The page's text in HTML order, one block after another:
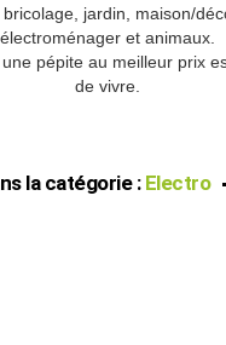
jardin, maison/
électroménager et animaux.
pépite au meilleur prix
de vivre.
la catégorie :Electro